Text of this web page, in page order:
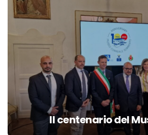
Il centenario del